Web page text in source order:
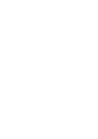
chỉnh sửa gen dòng
các can thiệp sinh học
nghệ đã dần được
và cần tuân theo
chí là vinh quang, mà
trở nên tốt đẹp hơn.”
đặc biệt nếu